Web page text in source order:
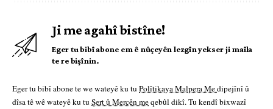
Ji me agahî bistîne!
Eger tu bibî abone em ê nûçeyên lezgîn yekser ji maîla
te re bişînin.
Eger tu bibî abone te we wateyê ku tu Polîtikaya Malpera Medipejînî û
dîsa tê wê wateyê ku tu Şert û Mercên meqebûl dikî. Tu kendî bixwazî